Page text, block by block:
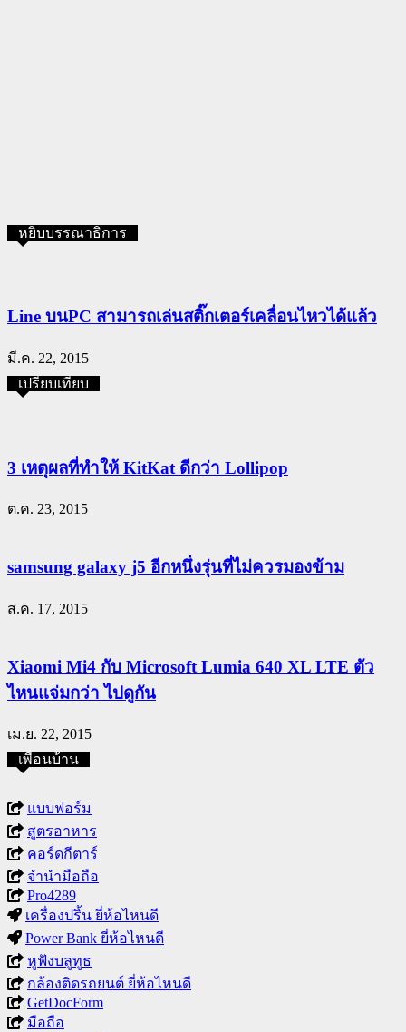
หยิบบรรณาธิการ
Line บนPC สามารถเล่นสติ๊กเตอร์เคลื่อนไหวได้แล้ว
มี.ค. 22, 2015
เปรียบเทียบ
3 เหตุผลที่ทำให้ KitKat ดีกว่า Lollipop
ต.ค. 23, 2015
samsung galaxy j5 อีกหนึ่งรุ่นที่ไม่ควรมองข้าม
ส.ค. 17, 2015
Xiaomi Mi4 กับ Microsoft Lumia 640 XL LTE ตัว
ไหนแจ่มกว่า ไปดูกัน
เม.ย. 22, 2015
เพื่อนบ้าน
แบบฟอร์ม
สูตรอาหาร
คอร์ดกีตาร์
จำนำมือถือ
Pro4289
เครื่องปริ้น ยี่ห้อไหนดี
Power Bank ยี่ห้อไหนดี
หูฟังบลูทูธ
กล้องติดรถยนต์ ยี่ห้อไหนดี
GetDocForm
มือถือ